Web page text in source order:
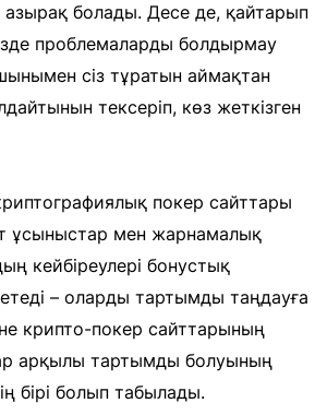
азырақ болады. Десе де, қайтарып
проблемаларды болдырмау
сіз тұратын аймақтан
тексеріп, көз жеткізген
покер сайттары
ұсыныстар мен жарнамалық
кейбіреулері бонустық
– оларды тартымды таңдауға
крипто-покер сайттарының
арқылы тартымды болуының
бірі болып табылады.